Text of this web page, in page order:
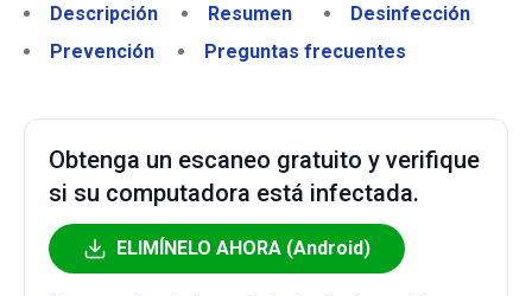
Descripción
Resumen
Desinfección
Prevención
Preguntas frecuentes
Obtenga un escaneo gratuito y verifique
si su computadora está infectada.
ELIMÍNELO AHORA (Android)